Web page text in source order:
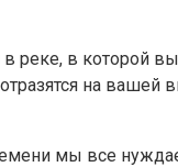
реке, в которой
на
мы все